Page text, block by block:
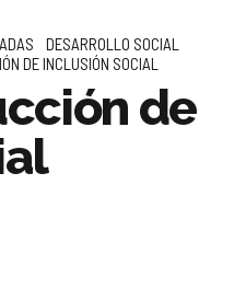
DESARROLLO SOCIAL
DE INCLUSIÓN SOCIAL
de